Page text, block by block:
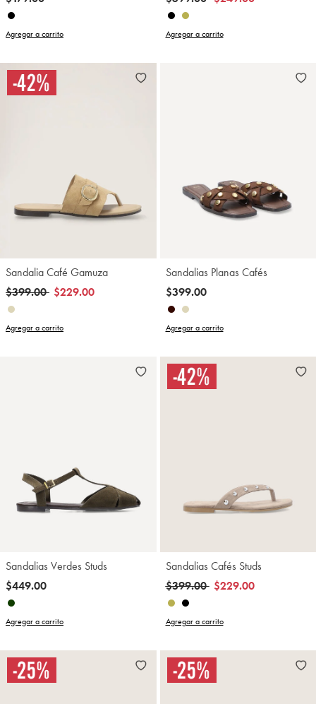
Agregar a carrito Agregar a carrito
Sandalia Café Gamuza
Precio reducido de
$399.00a$229.00
Agregar a carrito
Sandalias Planas Cafés
$399.00
Agregar a carrito
Sandalias Verdes Studs
$449.00
Agregar a carrito
Sandalias Cafés Studs
Precio reducido de
$399.00a$229.00
Agregar a carrito